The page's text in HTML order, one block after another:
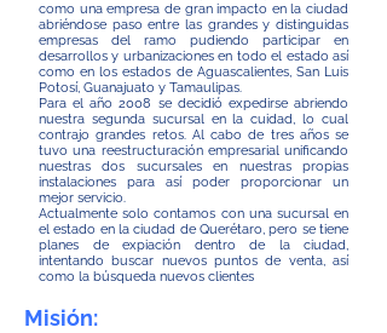
como una empresa de gran impacto en la ciudad
abriéndose paso entre las grandes y distinguidas
empresas del ramo pudiendo participar en
desarrollos y urbanizaciones en todo el estado así
como en los estados de Aguascalientes, San Luis
Potosí, Guanajuato y Tamaulipas.
Para el año 2008 se decidió expedirse abriendo
nuestra segunda sucursal en la cuidad, lo cual
contrajo grandes retos. Al cabo de tres años se
tuvo una reestructuración empresarial unificando
nuestras dos sucursales en nuestras propias
instalaciones para así poder proporcionar un
mejor servicio.
Actualmente solo contamos con una sucursal en
el estado en la ciudad de Querétaro, pero se tiene
planes de expiación dentro de la ciudad,
intentando buscar nuevos puntos de venta, así
como la búsqueda nuevos clientes
Misión: